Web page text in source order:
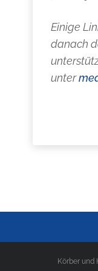
Einige
danach
unter
Körber und